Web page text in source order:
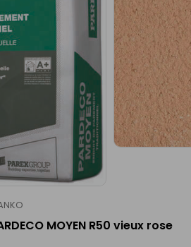
MOYEN R50 vieux rose